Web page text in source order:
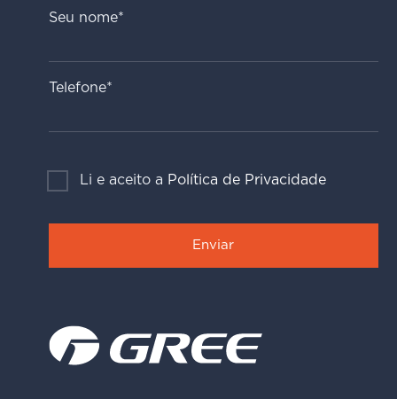
Seu nome*
Telefone*
Li e aceito a Política de Privacidade